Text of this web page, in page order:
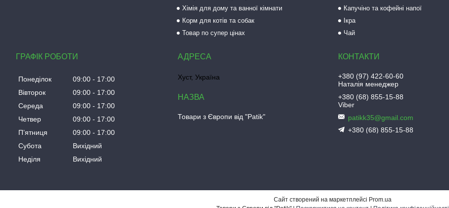
Хімія для дому та ванної кімнати
Корм для котів та собак
Товар по супер цінах
Капучіно та кофейні напої
Ікра
Чай
ГРАФІК РОБОТИ
Понеділок 09:00
17:00
Вівторок
09:00
17:00
Середа
09:00
17:00
Четвер
09:00
17:00
Пʼятниця
09:00
17:00
Субота
Вихідний
Неділя
Вихідний
Хуст, Україна
Товари з Європи від "Patik"
+380 (97) 422-60-60
Наталія менеджер
+380 (68) 855-15-88
Viber
patikk35@gmail.com
+380 (68) 855-15-88
Сайт створений на маркетплейсі Prom.ua